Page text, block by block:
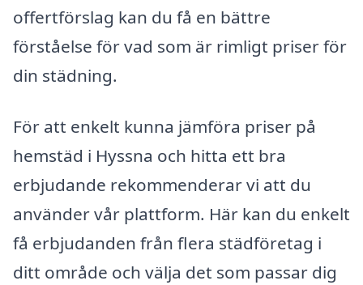
offertförslag kan du få en bättre
förståelse för vad som är rimligt priser för
din städning.
För att enkelt kunna jämföra priser på
hemstäd i Hyssna och hitta ett bra
erbjudande rekommenderar vi att du
använder vår plattform. Här kan du enkelt
få erbjudanden från flera städföretag i
ditt område och välja det som passar dig